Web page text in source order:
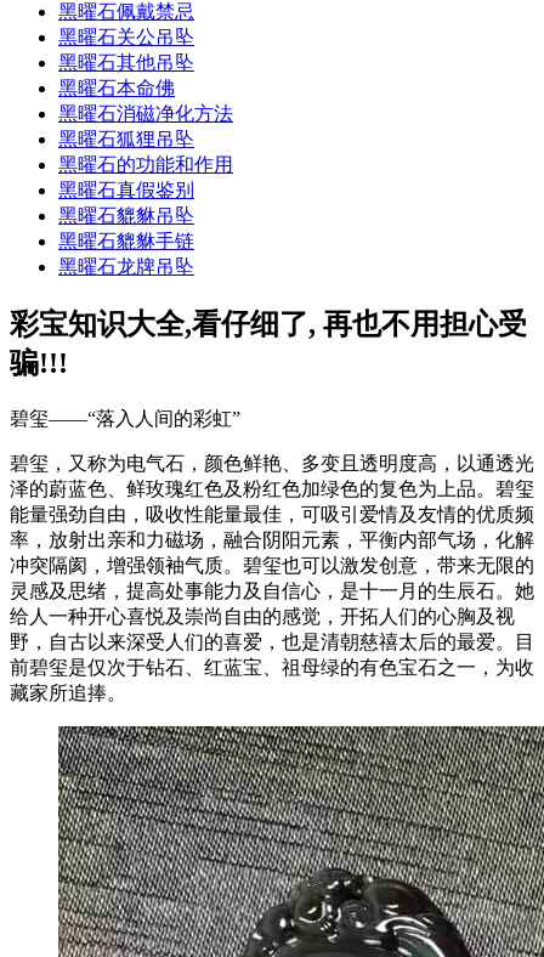
黑曜石佩戴禁忌
黑曜石关公吊坠
黑曜石其他吊坠
黑曜石本命佛
黑曜石消磁净化方法
黑曜石狐狸吊坠
黑曜石的功能和作用
黑曜石真假鉴别
黑曜石貔貅吊坠
黑曜石貔貅手链
黑曜石龙牌吊坠
彩宝知识大全,看仔细了, 再也不用担心受
骗!!!
碧玺——“落入人间的彩虹”
碧玺，又称为电气石，颜色鲜艳、多变且透明度高，以通透光
泽的蔚蓝色、鲜玫瑰红色及粉红色加绿色的复色为上品。碧玺
能量强劲自由，吸收性能量最佳，可吸引爱情及友情的优质频
率，放射出亲和力磁场，融合阴阳元素，平衡内部气场，化解
冲突隔阂，增强领袖气质。碧玺也可以激发创意，带来无限的
灵感及思绪，提高处事能力及自信心，是十一月的生辰石。她
给人一种开心喜悦及崇尚自由的感觉，开拓人们的心胸及视
野，自古以来深受人们的喜爱，也是清朝慈禧太后的最爱。目
前碧玺是仅次于钻石、红蓝宝、祖母绿的有色宝石之一，为收
藏家所追捧。